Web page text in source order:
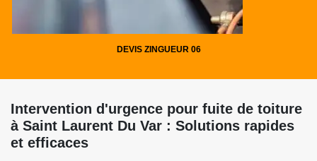
DEVIS ZINGUEUR 06
Intervention d'urgence pour fuite de toiture
à Saint Laurent Du Var : Solutions rapides
et efficaces